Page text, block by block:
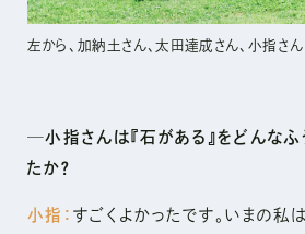
左から、加納土さん、太田達成さん、小指さん
─小指さんは『石がある』をどんなふ
たか？
小指：すごくよかったです。いまの私